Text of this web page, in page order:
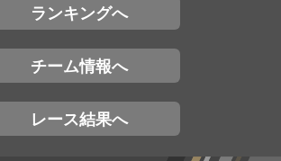
ランキングへ
チーム情報へ
レース結果へ